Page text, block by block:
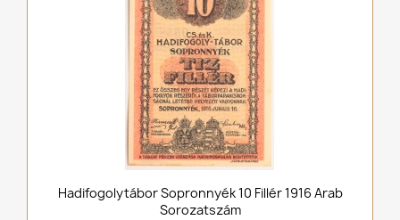
Hadifogolytábor Sopronnyék 10 Fillér 1916 Arab
Sorozatszám